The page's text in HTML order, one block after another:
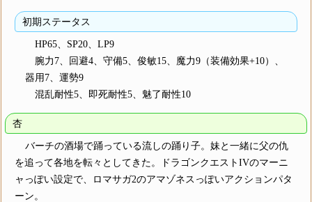
初期ステータス
HP65、SP20、LP9
腕力7、回避4、守備5、俊敏15、魔力9（装備効果+10）、
器用7、運勢9
混乱耐性5、即死耐性5、魅了耐性10
杏
バーチの酒場で踊っている流しの踊り子。妹と一緒に父の仇
を追って各地を転々としてきた。ドラゴンクエストIVのマーニ
ャっぽい設定で、ロマサガ2のアマゾネスっぽいアクションパタ
ーン。